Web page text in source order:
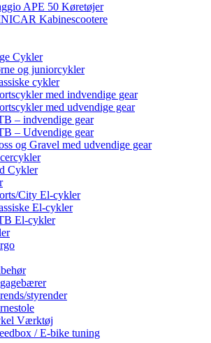
APE 50 Køretøjer
Kabinescootere
Cykler
og juniorcykler
cykler
med indvendige gear
med udvendige gear
– indvendige gear
– Udvendige gear
og Gravel med udvendige gear
Cykler
City El-cykler
El-cykler
El-cykler
styrender
Værktøj
/ E-bike tuning